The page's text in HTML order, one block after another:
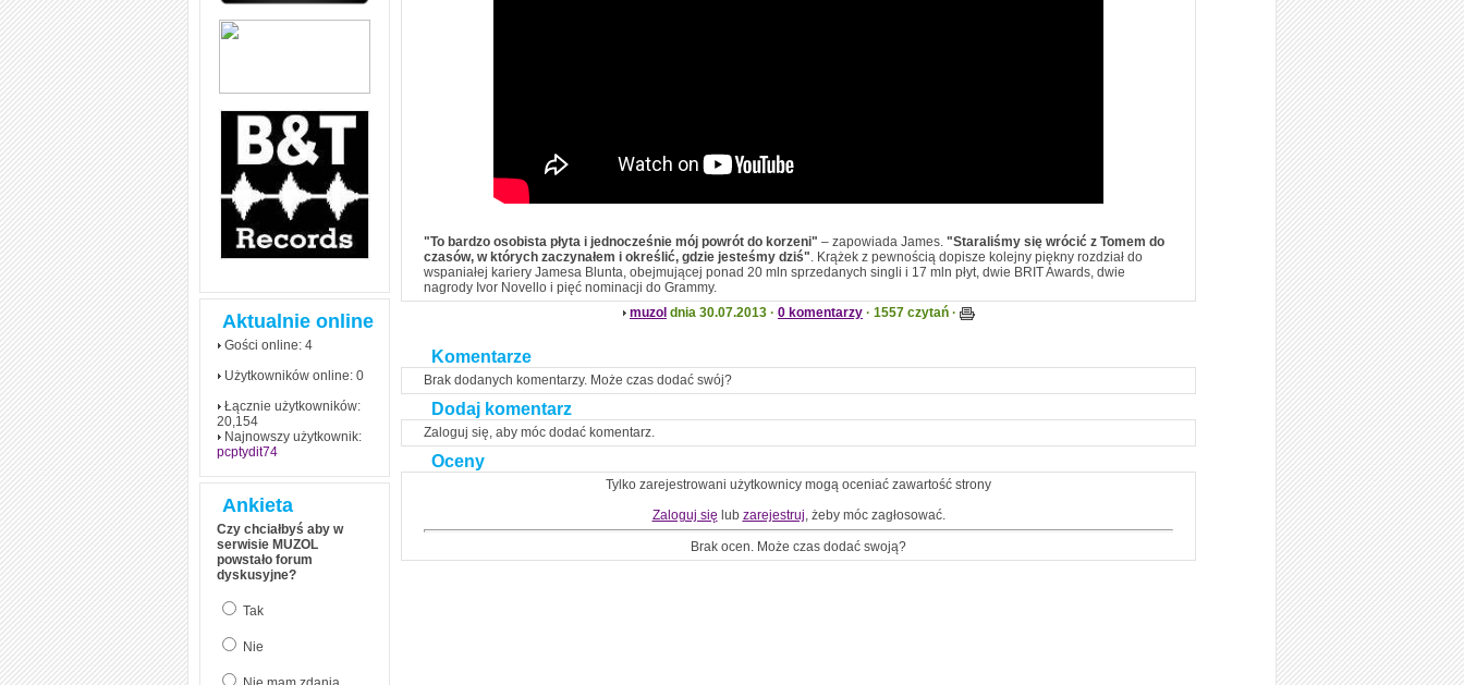
W jaki sposób 1000
formuł konwersacyjnych
pozwoli Ci opanować język
Angielskie przyimki
praktycznych przykładach,
dzięki którym łatwiej je
zapamiętasz
W końcu ktoś po ludzku i
zrozumiale wytłumaczył, na
czym polega mowa zależna
(reported speech) w języku
angielskim
Jak zacząć czytać
Aktualnie online
Gości online: 4
Użytkowników online: 0
Łącznie użytkowników:
20,154
Najnowszy użytkownik:
pcptydit74
Ankieta
Czy chciałbyś aby w
serwisie MUZOL
powstało forum
dyskusyjne?
Tak
Nie
"To bardzo osobista płyta i jednocześnie mój powrót do korzeni" – zapowiada James. "Staraliśmy się wrócić z Tomem do
czasów, w których zaczynałem i określić, gdzie jesteśmy dziś". Krążek z pewnością dopisze kolejny piękny rozdział do
wspaniałej kariery Jamesa Blunta, obejmującej ponad 20 mln sprzedanych singli i 17 mln płyt, dwie BRIT Awards, dwie
nagrody Ivor Novello i pięć nominacji do Grammy.
muzol dnia 30.07.2013 · 0 komentarzy · 1557 czytań ·
Komentarze
Brak dodanych komentarzy. Może czas dodać swój?
Dodaj komentarz
Zaloguj się, aby móc dodać komentarz.
Oceny
Tylko zarejestrowani użytkownicy mogą oceniać zawartość strony
Zaloguj się lub zarejestruj, żeby móc zagłosować.
Brak ocen. Może czas dodać swoją?